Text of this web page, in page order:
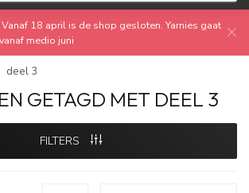
Vanaf 18 april is de shop gesloten. Yarnies gaat
medio juni
deel 3
GETAGD MET DEEL 3
FILTERS